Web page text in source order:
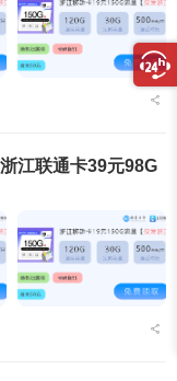
江联通卡39元98G